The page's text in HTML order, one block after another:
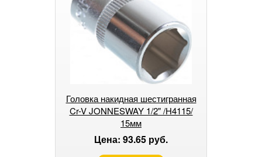
Головка накидная шестигранная
Cr-V JONNESWAY 1/2" /Н4115/
15мм
Цена: 93.65 руб.